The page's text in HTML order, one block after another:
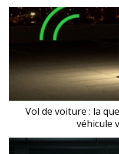
Vol de voiture : la
véhicule